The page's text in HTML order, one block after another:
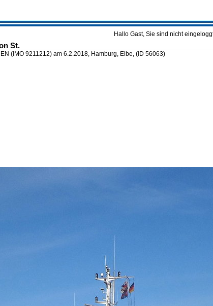
Hallo Gast, Sie sind nicht
St.
(IMO 9211212) am 6.2.2018, Hamburg, Elbe, (ID 56063)